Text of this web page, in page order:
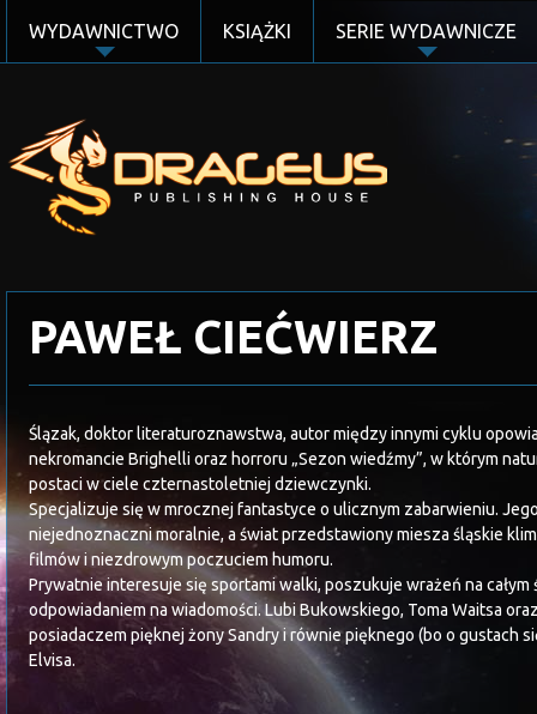
WYDAWNICTWO KSIĄŻKI SERIE WYDAWNICZE
PAWEŁ CIEĆWIERZ
Ślązak, doktor literaturoznawstwa, autor między innymi cyklu
nekromancie Brighelli oraz horroru „Sezon wiedźmy”, w którym
postaci w ciele czternastoletniej dziewczynki.
Specjalizuje się w mrocznej fantastyce o ulicznym zabarwieniu.
niejednoznaczni moralnie, a świat przedstawiony miesza śląskie
filmów i niezdrowym poczuciem humoru.
Prywatnie interesuje się sportami walki, poszukuje wrażeń na całym
odpowiadaniem na wiadomości. Lubi Bukowskiego, Toma Waitsa
posiadaczem pięknej żony Sandry i równie pięknego (bo o gustach
Elvisa.